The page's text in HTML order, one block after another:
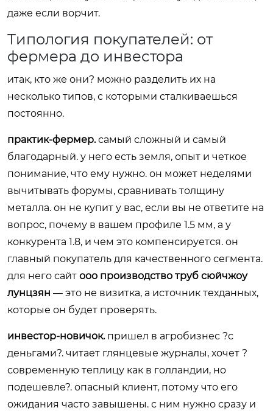
даже если ворчит.
Типология покупателей: от
фермера до инвестора
итак, кто же они? можно разделить их на
несколько типов, с которыми сталкиваешься
постоянно.
практик-фермер.самый сложный и самый
благодарный. у него есть земля, опыт и четкое
понимание, что ему нужно. он может неделями
вычитывать форумы, сравнивать толщину
металла. он не купит у вас, если вы не ответите на
вопрос, почему в вашем профиле 1.5 мм, а у
конкурента 1.8, и чем это компенсируется. он
главный покупатель для качественного сегмента.
для него сайт ооо производство труб сюйчжоу
лунцзян — это не визитка, а источник техданных,
которые он будет проверять.
инвестор-новичок.пришел в агробизнес ?с
деньгами?. читает глянцевые журналы, хочет ?
современную теплицу как в голландии, но
подешевле?. опасный клиент, потому что его
ожидания часто завышены. с ним нужно сразу и